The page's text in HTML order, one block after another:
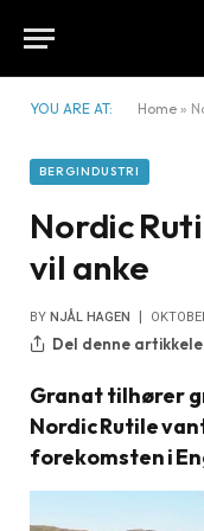
YOU ARE AT: Home »
BERGINDUSTRI
Nordic
vil anke
BY NJÅL HAGEN
Del denne
Granat tilhører
Nordic Rutile
forekomsten i